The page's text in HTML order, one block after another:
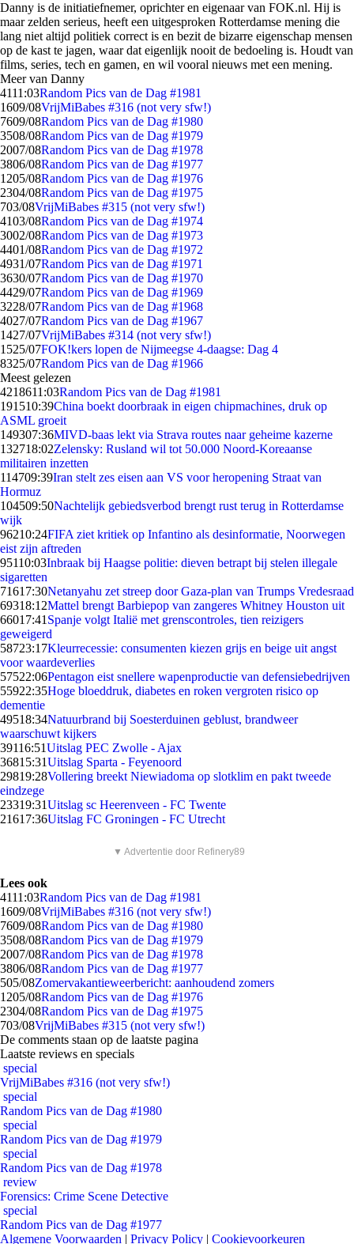
Danny is de initiatiefnemer, oprichter en eigenaar van FOK.nl. Hij is
maar zelden serieus, heeft een uitgesproken Rotterdamse mening die
lang niet altijd politiek correct is en bezit de bizarre eigenschap mensen
op de kast te jagen, waar dat eigenlijk nooit de bedoeling is. Houdt van
films, series, tech en gamen, en wil vooral nieuws met een mening.
Meer van Danny
4111:03Random Pics van de Dag #1981
1609/08VrijMiBabes #316 (not very sfw!)
7609/08Random Pics van de Dag #1980
3508/08Random Pics van de Dag #1979
2007/08Random Pics van de Dag #1978
3806/08Random Pics van de Dag #1977
1205/08Random Pics van de Dag #1976
2304/08Random Pics van de Dag #1975
703/08VrijMiBabes #315 (not very sfw!)
4103/08Random Pics van de Dag #1974
3002/08Random Pics van de Dag #1973
4401/08Random Pics van de Dag #1972
4931/07Random Pics van de Dag #1971
3630/07Random Pics van de Dag #1970
4429/07Random Pics van de Dag #1969
3228/07Random Pics van de Dag #1968
4027/07Random Pics van de Dag #1967
1427/07VrijMiBabes #314 (not very sfw!)
1525/07FOK!kers lopen de Nijmeegse 4-daagse: Dag 4
8325/07Random Pics van de Dag #1966
Meest gelezen
4218611:03Random Pics van de Dag #1981
191510:39China boekt doorbraak in eigen chipmachines, druk op
ASML groeit
149307:36MIVD-baas lekt via Strava routes naar geheime kazerne
132718:02Zelensky: Rusland wil tot 50.000 Noord-Koreaanse
militairen inzetten
114709:39Iran stelt zes eisen aan VS voor heropening Straat van
Hormuz
104509:50Nachtelijk gebiedsverbod brengt rust terug in Rotterdamse
wijk
96210:24FIFA ziet kritiek op Infantino als desinformatie, Noorwegen
eist zijn aftreden
95110:03Inbraak bij Haagse politie: dieven betrapt bij stelen illegale
sigaretten
71617:30Netanyahu zet streep door Gaza-plan van Trumps Vredesraad
69318:12Mattel brengt Barbiepop van zangeres Whitney Houston uit
66017:41 Spanje volgt Italië met grenscontroles, tien reizigers
geweigerd
58723:17Kleurrecessie: consumenten kiezen grijs en beige uit angst
voor waardeverlies
57522:06Pentagon eist snellere wapenproductie van defensiebedrijven
55922:35Hoge bloeddruk, diabetes en roken vergroten risico op
dementie
49518:34Natuurbrand bij Soesterduinen geblust, brandweer
waarschuwt kijkers
39116:51Uitslag PEC Zwolle - Ajax
36815:31Uitslag Sparta - Feyenoord
29819:28Vollering breekt Niewiadoma op slotklim en pakt tweede
eindzege
23319:31Uitslag sc Heerenveen - FC Twente
21617:36Uitslag FC Groningen - FC Utrecht
▼ Advertentie door Refinery89
Lees ook
4111:03Random Pics van de Dag #1981
1609/08VrijMiBabes #316 (not very sfw!)
7609/08Random Pics van de Dag #1980
3508/08Random Pics van de Dag #1979
2007/08Random Pics van de Dag #1978
3806/08Random Pics van de Dag #1977
505/08Zomervakantieweerbericht: aanhoudend zomers
1205/08Random Pics van de Dag #1976
2304/08Random Pics van de Dag #1975
703/08VrijMiBabes #315 (not very sfw!)
De comments staan op de laatste pagina
Laatste reviews en specials
special
VrijMiBabes #316 (not very sfw!)
special
Random Pics van de Dag #1980
special
Random Pics van de Dag #1979
special
Random Pics van de Dag #1978
review
Forensics: Crime Scene Detective
special
Random Pics van de Dag #1977
Algemene Voorwaarden | Privacy Policy | Cookievoorkeuren